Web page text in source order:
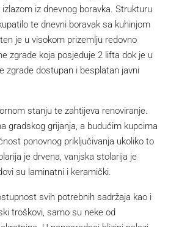
iz dnevnog boravka. Strukturu
te dnevni boravak sa kuhinjom
je u visokom prizemlju redovno
zgrade koja posjeduje 2 lifta dok je u
zgrade dostupan i besplatan javni
stanju te zahtijeva renoviranje.
gradskog grijanja, a budućim kupcima
ponovnog priključivanja ukoliko to
je drvena, vanjska stolarija je
su laminatni i keramički.
svih potrebnih sadržaja kao i
troškovi, samo su neke od